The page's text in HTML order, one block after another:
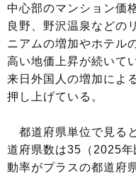
中心部のマンション価
良野、野沢温泉などの
ニアムの増加やホテル
高い地価上昇が続いて
来日外国人の増加によ
押し上げている。
都道府県単位で見る
道府県数は35（2025
動率がプラスの都道府